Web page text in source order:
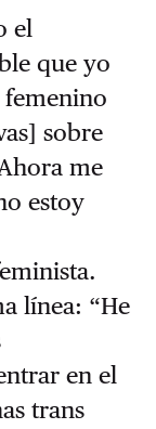
el
que yo
sobre
me
estoy
línea: “He
en el
trans